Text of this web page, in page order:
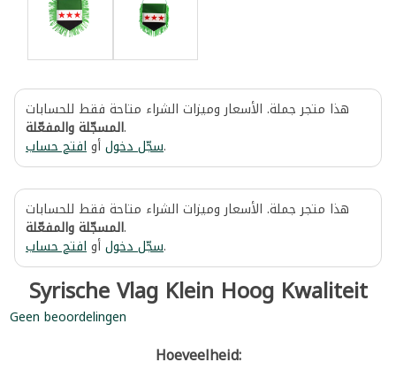
هذا متجر جملة. الأسعار وميزات الشراء متاحة فقط للحسابات
المسجّلة والمفعّلة.
سجّل دخولأوافتح حساب .
هذا متجر جملة. الأسعار وميزات الشراء متاحة فقط للحسابات
المسجّلة والمفعّلة.
سجّل دخولأوافتح حساب .
Syrische Vlag Klein Hoog Kwaliteit
Geen beoordelingen
Hoeveelheid: